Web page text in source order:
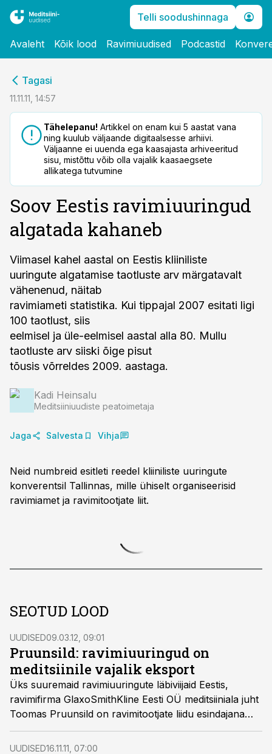
Telli soodushinnaga
Avaleht Kõik lood Ravimiuudised Podcastid
Tagasi
11.11.11, 14:57
Tähelepanu! Artikkel on enam kui 5 aastat vana
ning kuulub väljaande digitaalsesse arhiivi.
Väljaanne ei uuenda ega kaasajasta arhiveeritud
sisu, mistõttu võib olla vajalik kaasaegsete
allikatega tutvumine
Soov Eestis ravimiuuringud
algatada kahaneb
Viimasel kahel aastal on Eestis kliiniliste
uuringute algatamise taotluste arv märgatavalt
vähenenud, näitab
ravimiameti statistika. Kui tippajal 2007 esitati ligi
100 taotlust, siis
eelmisel ja üle-eelmisel aastal alla 80. Mullu
taotluste arv siiski õige pisut
tõusis võrreldes 2009. aastaga.
Kadi Heinsalu
Meditsiiniuudiste peatoimetaja
Jaga Salvesta Vihja
Neid numbreid esitleti reedel kliiniliste uuringute
konverentsil Tallinnas, mille ühiselt organiseerisid
ravimiamet ja ravimitootjate liit.
SEOTUD LOOD
UUDISED09.03.12, 09:01
Pruunsild: ravimiuuringud on
meditsiinile vajalik eksport
Üks suuremaid ravimiuuringute läbiviijaid Eestis,
ravimifirma GlaxoSmithKline Eesti OÜ meditsiiniala juht
Toomas Pruunsild on ravimitootjate liidu esindajana
korraldamas olulisi kohtumisi ravimiuuringute kui
ekspordiartikli tähtsuse rõhutamiseks.
UUDISED16.11.11, 07:00